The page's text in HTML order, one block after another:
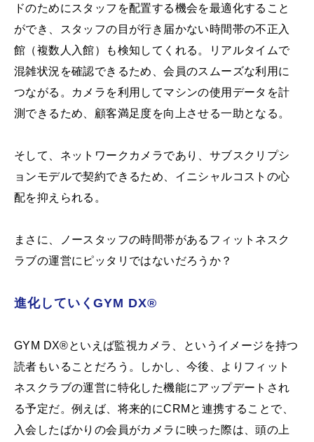
ドのためにスタッフを配置する機会を最適化すること
ができ、スタッフの目が行き届かない時間帯の不正入
館（複数人入館）も検知してくれる。リアルタイムで
混雑状況を確認できるため、会員のスムーズな利用に
つながる。カメラを利用してマシンの使用データを計
測できるため、顧客満足度を向上させる一助となる。
そして、ネットワークカメラであり、サブスクリプシ
ョンモデルで契約できるため、イニシャルコストの心
配を抑えられる。
まさに、ノースタッフの時間帯があるフィットネスク
ラブの運営にピッタリではないだろうか？
進化していくGYM DX®
GYM DX®︎といえば監視カメラ、というイメージを持つ
読者もいることだろう。しかし、今後、よりフィット
ネスクラブの運営に特化した機能にアップデートされ
る予定だ。例えば、将来的にCRMと連携することで、
入会したばかりの会員がカメラに映った際は、頭の上